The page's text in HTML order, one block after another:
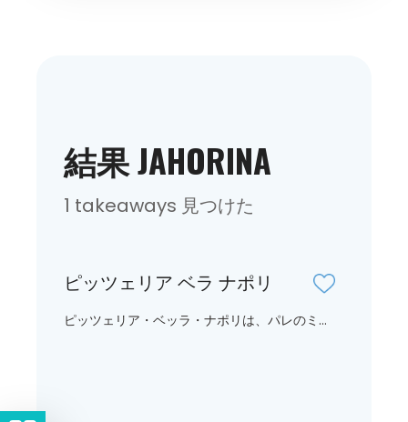
結果 JAHORINA
1 takeaways 見つけた
ピッツェリア ベラ ナポリ
ピッツェリア・ベッラ・ナポリは、パレのミ...